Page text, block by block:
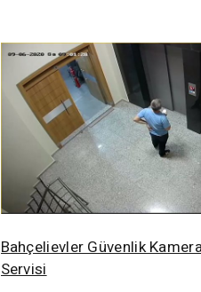
Bahçelievler Güvenlik
Servisi